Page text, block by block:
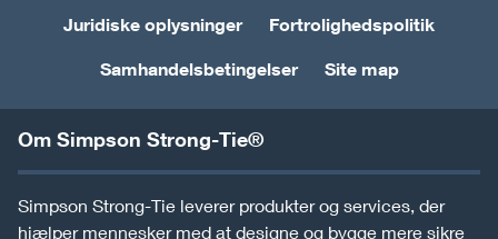
Juridiske oplysninger Fortrolighedspolitik
Samhandelsbetingelser Site map
Om Simpson Strong-Tie®
Simpson Strong-Tie leverer produkter og services, der
hjælper mennesker med at designe og bygge mere sikre